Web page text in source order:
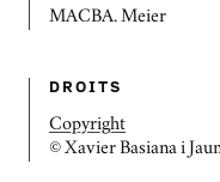
MACBA. Meier
DROITS
Copyright
© Xavier Basiana i